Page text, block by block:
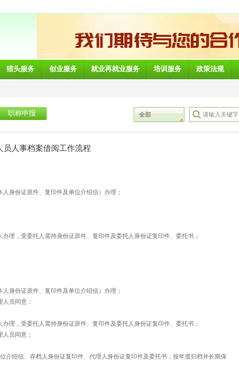
猎头服务 创业服务 就业再就业服务 培训服务 政策法规
职称申报 全部
员人事档案借阅工作流程
身份证原件、复印件及单位介绍信）办理；
理，受委托人需持身份证原件、复印件及委托人身份证复印件、委托书；
身份证原件、复印件及单位介绍信）办理；
员同意；
理，受委托人需持身份证原件、复印件及委托人身份证复印件、委托书；
员同意；
介绍信、存档人身份证复印件、代理人身份证复印件及委托书，按年度归档并长期保